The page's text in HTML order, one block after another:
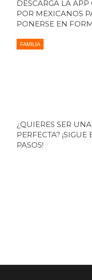
DESCARGA LA APP
POR MEXICANOS
PONERSE EN
FAMILIA
¿QUIERES SER
PERFECTA? ¡SIGUE
PASOS!